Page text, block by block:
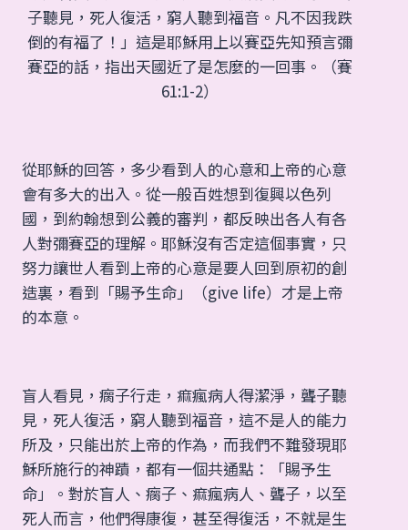
子聽見，死人復活，窮人聽到福音。凡不因我跌
倒的有福了！」這是耶穌用上以賽亞先知預言彌
賽亞的話，指出天國近了是怎麼的一回事。（賽
61:1-2）
從耶穌的回答，多少看到人的心意和上帝的心意
會有多大的出入。從一般百姓想到復興以色列
國，到約翰想到公義的審判，都反映出各人有各
人對彌賽亞的理解。耶穌沒有否定這個事實，只
努力讓世人看到上帝的心意是要人回到原初的創
造裏，看到「賜予生命」（give life）才是上帝
的本意。
盲人看見，瘸子行走，痲瘋病人得潔淨，聾子聽
見，死人復活，窮人聽到福音，這不是人的能力
所及，只能出於上帝的作為，而我們不難發現耶
穌所施行的神蹟，都有一個共通點：「賜予生
命」。對於盲人、瘸子、痲瘋病人、聾子，以至
死人而言，他們得康復，甚至得復活，不就是生